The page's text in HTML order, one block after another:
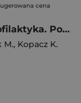
cena
Fizjoprofilaktyka. Podręcznik do ćwiczeń dla studentów fizjoterapii
M., Kopacz K.